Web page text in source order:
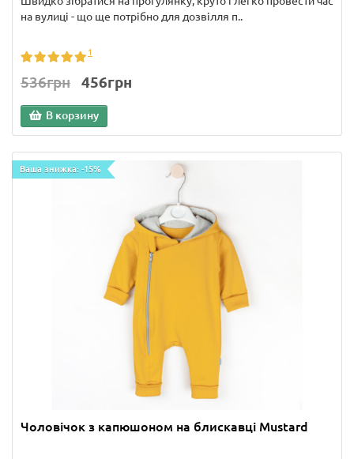
на вулиці - що ще потрібно для дозвілля п..
1
536грн 456грн
В корзину
Ваша знижка: -15%
Чоловічок з капюшоном на блискавці Mustard